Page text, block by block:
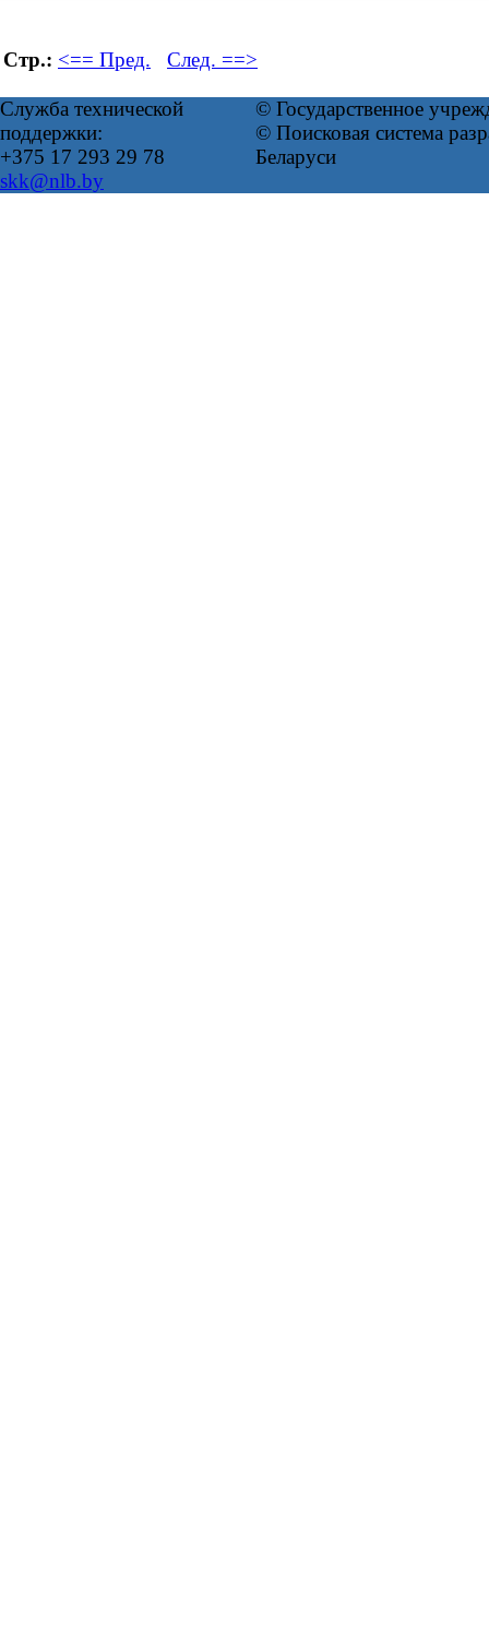
Стр.: <== Пред. След. ==>
Служба технической
поддержки:
+375 17 293 29 78
skk@nlb.by
© Государственное
© Поисковая система
Беларуси